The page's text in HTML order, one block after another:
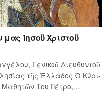
Ἰησοῦ Χριστοῦ
Γενικοῦ Διευθυντοῦ
τῆς Ἑλλάδος Ὁ Κύ­ρι­
Μα­θη­τῶν Του Πέ­τρο,...